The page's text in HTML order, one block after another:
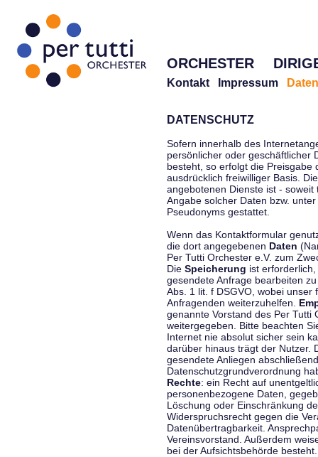
ORCHESTER
Kontakt Impressum
DATENSCHUTZ
Sofern innerhalb des
persönlicher oder geschäftlicher
besteht, so erfolgt die Preisgabe
ausdrücklich freiwilliger Basis.
angebotenen Dienste ist -
Angabe solcher Daten bzw.
Pseudonyms gestattet.
Wenn das Kontaktformular
die dort angegebenen Daten
Per Tutti Orchester e.V. zum
Die Speicherung ist
gesendete Anfrage bearbeiten
Abs. 1 lit. f DSGVO, wobei
Anfragenden weiterzuhelfen.
genannte Vorstand des Per Tutti
weitergegeben. Bitte beachten
Internet nie absolut sicher sein
darüber hinaus trägt der Nutzer.
gesendete Anliegen
Datenschutzgrundverordnung
Rechte: ein Recht auf
personenbezogene Daten,
Löschung oder Einschränkung
Widerspruchsrecht gegen die
Datenübertragbarkeit.
Vereinsvorstand. Außerdem
bei der Aufsichtsbehörde besteht.